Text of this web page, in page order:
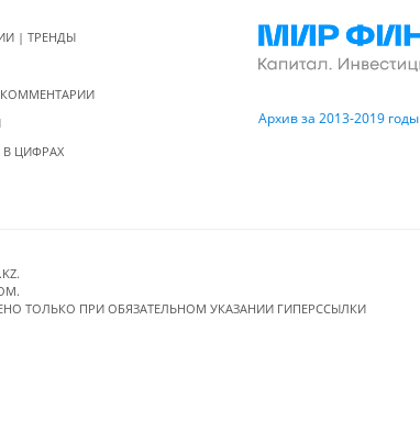
| ТРЕНДЫ
В ЦИФРАХ
Архив за 2013-2019 годы
ТОЛЬКО ПРИ ОБЯЗАТЕЛЬНОМ УКАЗАНИИ ГИПЕРССЫЛКИ